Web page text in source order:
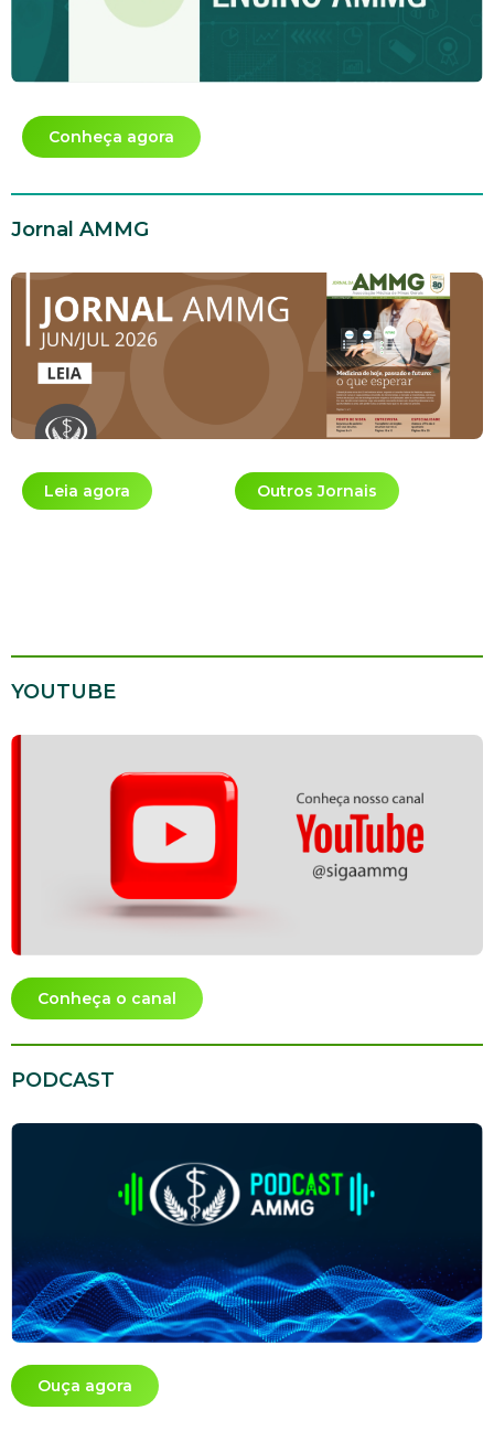
Conheça agora
Jornal AMMG
Leia agora Outros Jornais
YOUTUBE
Conheça o canal
PODCAST
Ouça agora